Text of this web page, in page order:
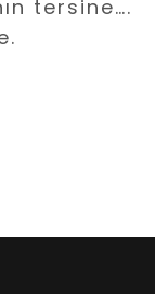
tersine….